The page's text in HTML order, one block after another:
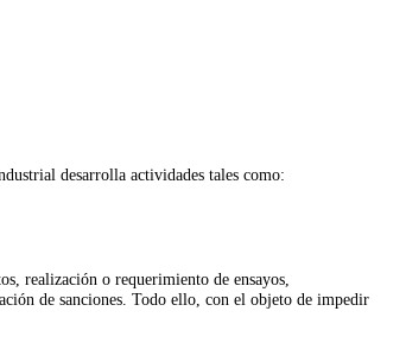
desarrolla actividades tales como:
realización o requerimiento de ensayos,
de sanciones. Todo ello, con el objeto de impedir